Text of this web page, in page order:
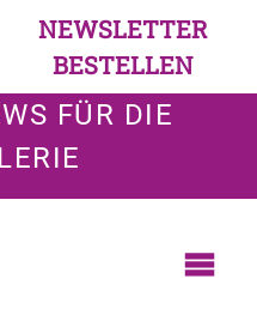
NEWSLETTER
BESTELLEN
FÜR DIE